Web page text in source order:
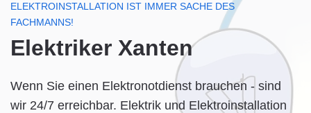
ELEKTROINSTALLATION IST IMMER SACHE DES
FACHMANNS!
Elektriker Xanten
Wenn Sie einen Elektronotdienst brauchen - sind
wir 24/7 erreichbar. Elektrik und Elektroinstallation